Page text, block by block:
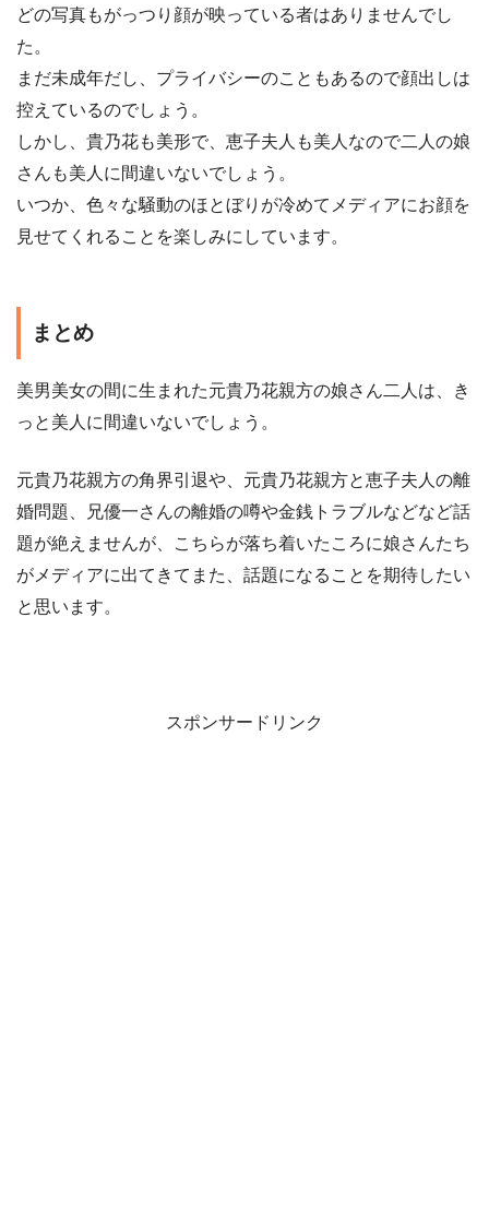
どの写真もがっつり顔が映っている者はありませんでし
た。
まだ未成年だし、プライバシーのこともあるので顔出しは
控えているのでしょう。
しかし、貴乃花も美形で、恵子夫人も美人なので二人の娘
さんも美人に間違いないでしょう。
いつか、色々な騒動のほとぼりが冷めてメディアにお顔を
見せてくれることを楽しみにしています。
まとめ
美男美女の間に生まれた元貴乃花親方の娘さん二人は、き
っと美人に間違いないでしょう。
元貴乃花親方の角界引退や、元貴乃花親方と恵子夫人の離
婚問題、兄優一さんの離婚の噂や金銭トラブルなどなど話
題が絶えませんが、こちらが落ち着いたころに娘さんたち
がメディアに出てきてまた、話題になることを期待したい
と思います。
スポンサードリンク